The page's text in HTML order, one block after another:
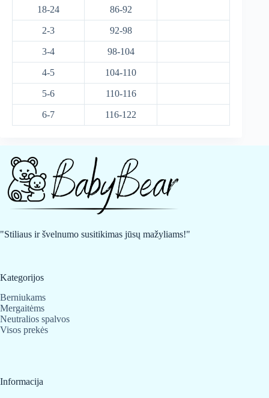
18-24 86-92
2-3 92-98
3-4 98-104
4-5 104-110
5-6 110-116
6-7 116-122
"Stiliaus ir švelnumo susitikimas jūsų mažyliams!"
Kategorijos
Berniukams
Mergaitėms
Neutralios spalvos
Visos prekės
Informacija